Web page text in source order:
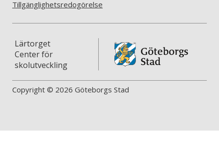
Tillgänglighetsredogörelse
Lärtorget
Center för
skolutveckling
Copyright © 2026 Göteborgs Stad